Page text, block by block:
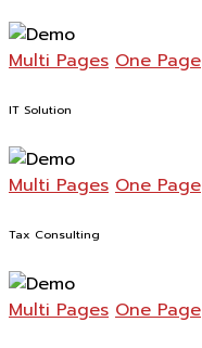
Multi Pages One Page
IT Solution
Multi Pages One Page
Tax Consulting
Multi Pages One Page